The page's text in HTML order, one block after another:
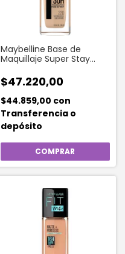
Maybelline Base de
Maquillaje Super Stay
220 Beige Natural
$47.220,00
$44.859,00 con
Transferencia o
depósito